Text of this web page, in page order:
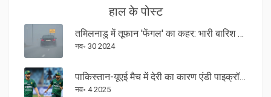
हाल के पोस्ट
तमिलनाडु में तूफान 'फेंगल' का कहर: भारी बारिश और तेज हवाओं की संभावना
नव॰ 30 2024
पाकिस्तान-यूएई मैच में देरी का कारण एंडी पाइक्रॉफ्ट का हैंडशेक विवाद
नव॰ 4 2025